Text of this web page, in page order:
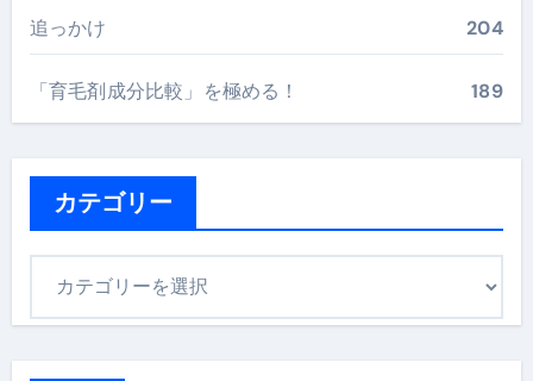
追っかけ 204
「育毛剤成分比較」を極める！ 189
カテゴリー